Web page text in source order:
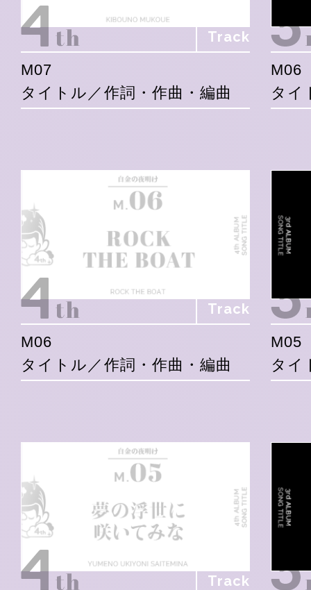
Track
M07
タイトル／作詞・作曲・編曲
M06
タイ
Track
M06
タイトル／作詞・作曲・編曲
M05
タイ
Track